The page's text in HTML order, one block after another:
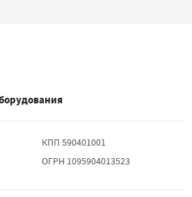
КПП 590401001
ОГРН 1095904013523